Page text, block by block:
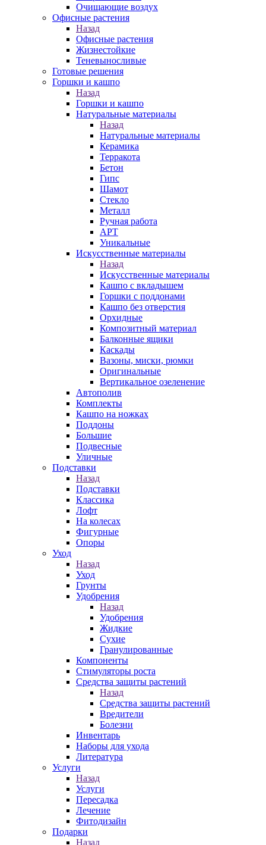
Очищающие воздух
Офисные растения
Назад
Офисные растения
Жизнестойкие
Теневыносливые
Готовые решения
Горшки и кашпо
Назад
Горшки и кашпо
Натуральные материалы
Назад
Натуральные материалы
Керамика
Терракота
Бетон
Гипс
Шамот
Стекло
Металл
Ручная работа
АРТ
Уникальные
Искусственные материалы
Назад
Искусственные материалы
Кашпо с вкладышем
Горшки с поддонами
Кашпо без отверстия
Орхидные
Композитный материал
Балконные ящики
Каскады
Вазоны, миски, рюмки
Оригинальные
Вертикальное озеленение
Автополив
Комплекты
Кашпо на ножках
Поддоны
Большие
Подвесные
Уличные
Подставки
Назад
Подставки
Классика
Лофт
На колесах
Фигурные
Опоры
Уход
Назад
Уход
Грунты
Удобрения
Назад
Удобрения
Жидкие
Сухие
Гранулированные
Компоненты
Стимуляторы роста
Средства защиты растений
Назад
Средства защиты растений
Вредители
Болезни
Инвентарь
Наборы для ухода
Литература
Услуги
Назад
Услуги
Пересадка
Лечение
Фитодизайн
Подарки
Назад